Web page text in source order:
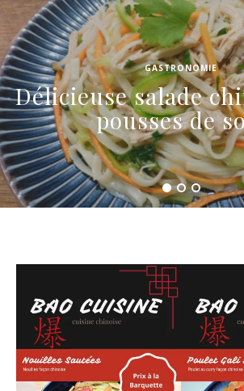
GASTRONOMIE
Délicieuse salade
pousses de